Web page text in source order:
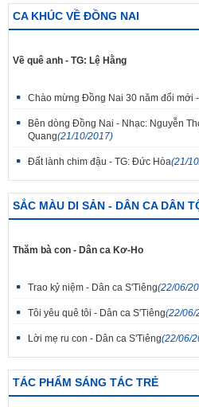
CA KHÚC VỀ ĐỒNG NAI
Về quê anh - TG: Lệ Hằng
Chào mừng Đồng Nai 30 năm đổi mới
Bên dòng Đồng Nai - Nhạc: Nguyễn
Quang(21/10/2017)
Đất lành chim đậu - TG: Đức Hòa(21/
SẮC MÀU DI SẢN - DÂN CA DÂN
Thăm bà con - Dân ca Kơ-Ho
Trao kỷ niệm - Dân ca S'Tiêng(22/06/
Tôi yêu quê tôi - Dân ca S'Tiêng(22/06/
Lời mẹ ru con - Dân ca S'Tiêng(22/06/
TÁC PHẨM SÁNG TÁC TRẺ